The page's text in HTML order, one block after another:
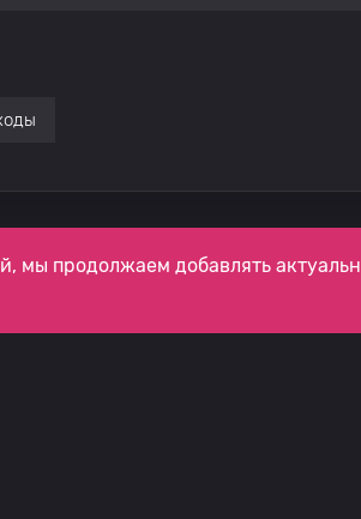
мы продолжаем добавлять